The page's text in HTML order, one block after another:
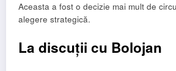
Aceasta a fost o decizie mai mult de
alegere strategică.
La discuții cu Bolojan